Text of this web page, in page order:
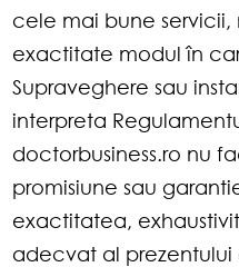
cele mai bune
exactitate modul în
Supraveghere sau
interpreta
doctorbusiness.ro nu
promisiune sau
exactitatea,
adecvat al prezentului